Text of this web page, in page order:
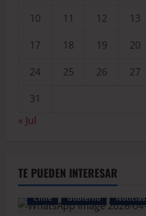
10
11 12 13
17
18 19 20
24
25 26 27
31
« Jul
TE PUEDEN INTERESAR
Chile Gobierno Noticias